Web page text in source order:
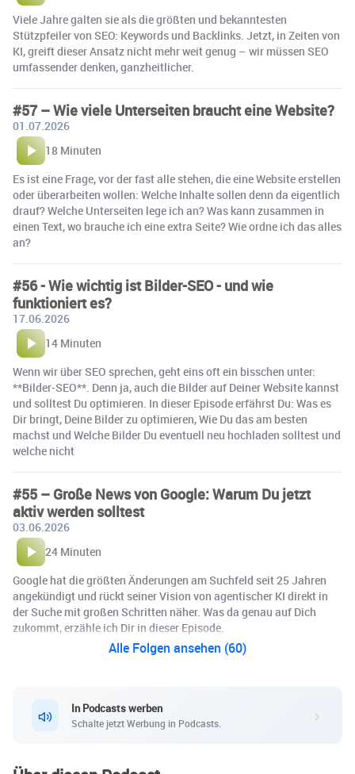
Viele Jahre galten sie als die größten und bekanntesten
Stützpfeiler von SEO: Keywords und Backlinks. Jetzt, in Zeiten von
KI, greift dieser Ansatz nicht mehr weit genug – wir müssen SEO
umfassender denken, ganzheitlicher.
#57 – Wie viele Unterseiten braucht eine Website?
01.07.2026
18 Minuten
Es ist eine Frage, vor der fast alle stehen, die eine Website erstellen
oder überarbeiten wollen: Welche Inhalte sollen denn da eigentlich
drauf? Welche Unterseiten lege ich an? Was kann zusammen in
einen Text, wo brauche ich eine extra Seite? Wie ordne ich das alles
an?
#56 - Wie wichtig ist Bilder-SEO - und wie
funktioniert es?
17.06.2026
14 Minuten
Wenn wir über SEO sprechen, geht eins oft ein bisschen unter:
**Bilder-SEO**. Denn ja, auch die Bilder auf Deiner Website kannst
und solltest Du optimieren. In dieser Episode erfährst Du: Was es
Dir bringt, Deine Bilder zu optimieren, Wie Du das am besten
machst und Welche Bilder Du eventuell neu hochladen solltest und
welche nicht
#55 – Große News von Google: Warum Du jetzt
aktiv werden solltest
03.06.2026
24 Minuten
Google hat die größten Änderungen am Suchfeld seit 25 Jahren
angekündigt und rückt seiner Vision von agentischer KI direkt in
der Suche mit großen Schritten näher. Was da genau auf Dich
zukommt, erzähle ich Dir in dieser Episode.
Alle Folgen ansehen (60)
In Podcasts werben
Schalte jetzt Werbung in Podcasts.